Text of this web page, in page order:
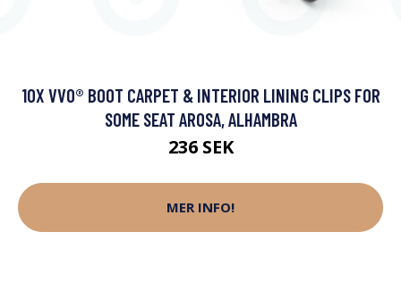
10X VVO® BOOT CARPET & INTERIOR LINING CLIPS FOR
SOME SEAT AROSA, ALHAMBRA
236 SEK
MER INFO!